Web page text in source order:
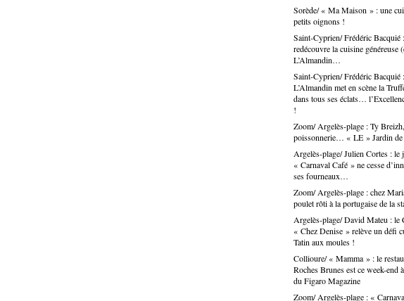
Sorède/ « Ma Maison » : une
petits oignons !
Saint-Cyprien/ Frédéric
redécouvre la cuisine généreuse
L’Almandin…
Saint-Cyprien/ Frédéric Bacquié
L’Almandin met en scène la
dans tous ses éclats…
!
Zoom/ Argelès-plage : Ty
poissonnerie… « LE » Jardin de
Argelès-plage/ Julien Cortes : le
« Carnaval Café » ne cesse
ses fourneaux…
Zoom/ Argelès-plage : chez
poulet rôti à la portugaise de la
Argelès-plage/ David Mateu : le
« Chez Denise » relève un défi
Tatin aux moules !
Collioure/ « Mamma » : le
Roches Brunes est ce week-end
du Figaro Magazine
Zoom/ Argelès-plage : «